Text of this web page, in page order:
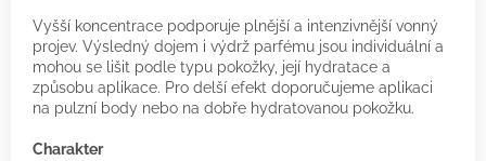
Vyšší koncentrace podporuje plnější a intenzivnější vonný
projev. Výsledný dojem i výdrž parfému jsou individuální a
mohou se lišit podle typu pokožky, její hydratace a
způsobu aplikace. Pro delší efekt doporučujeme aplikaci
na pulzní body nebo na dobře hydratovanou pokožku.
Charakter